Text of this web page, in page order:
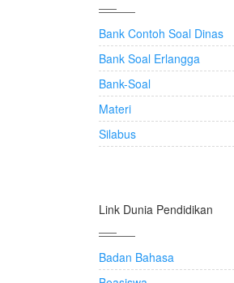
Bank Contoh Soal Dinas
Bank Soal Erlangga
Bank-Soal
Materi
Silabus
Link Dunia Pendidikan
Badan Bahasa